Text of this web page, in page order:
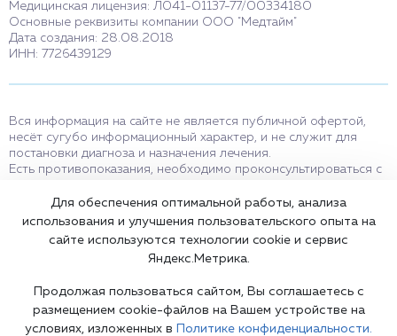
Медицинская лицензия: Л041-01137-77/00334180
Основные реквизиты компании ООО "Медтайм"
Дата создания: 28.08.2018
ИНН: 7726439129
Вся информация на сайте не является публичной офертой,
несёт сугубо информационный характер, и не служит для
постановки диагноза и назначения лечения.
Есть противопоказания, необходимо проконсультироваться с
мессенджерам и в соцсетях носят исключительно
информационный характер и не являются медицинскими
услугами.
Оставаясь на сайте вы соглашаетесь на использование cookies.
Карта сайта
Для обеспечения оптимальной работы, анализа
использования и улучшения пользовательского опыта на
сайте используются технологии cookie и сервис
Яндекс.Метрика.
Продолжая пользоваться сайтом, Вы соглашаетесь с
размещением cookie-файлов на Вашем устройстве на
условиях, изложенных в
Политике конфиденциальности.